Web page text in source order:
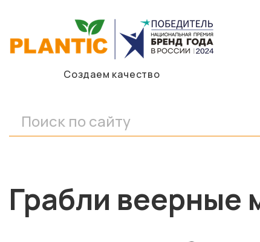
Создаем качество
Грабли